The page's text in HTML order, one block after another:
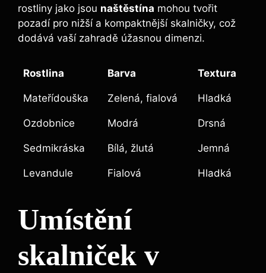
rostliny jako jsou naštěstína mohou tvořit
pozadí pro nižší a kompaktnější skalničky, což
dodává vaší zahradě úžasnou dimenzi.
Rostlina Barva Textura
Mateřídouška Zelená, fialová Hladká
Ozdobnice Modrá Drsná
Sedmikráska Bílá, žlutá Jemná
Levandule Fialová Hladká
Umístění
skalniček v